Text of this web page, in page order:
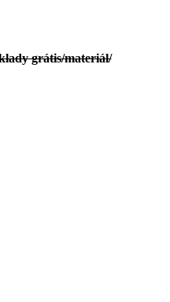
grátis/materiál/